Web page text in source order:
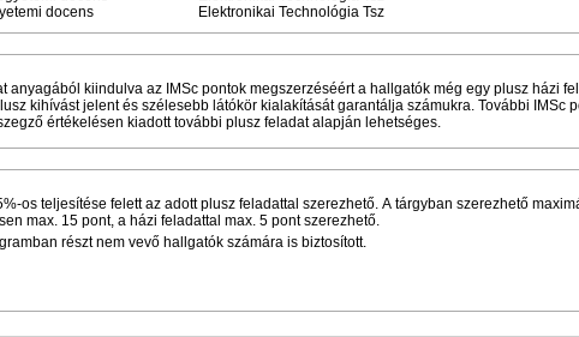
docens Elektronikai Technológia Tsz
anyagából kiindulva az IMSc pontok megszerzéséért a hallgatók még egy plusz házi
kihívást jelent és szélesebb látókör kialakítását garantálja számukra. További IMSc
értékelésen kiadott további plusz feladat alapján lehetséges.
os teljesítése felett az adott plusz feladattal szerezhető. A tárgyban szerezhető
max. 15 pont, a házi feladattal max. 5 pont szerezhető.
részt nem vevő hallgatók számára is biztosított.